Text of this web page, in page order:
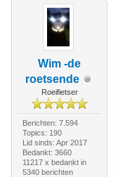
Wim -de
roetsende
Roeifietser
Berichten: 7.594
Topics: 190
Lid sinds: Apr 2017
Bedankt: 3660
11217 x bedankt in
5340 berichten